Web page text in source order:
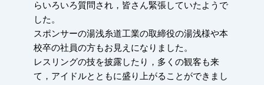
らいろいろ質問され，皆さん緊張していたようで
した。
スポンサーの湯浅糸道工業の取締役の湯浅様や本
校卒の社員の方もお見えになりました。
レスリングの技を披露したり，多くの観客も来
て，アイドルとともに盛り上がることができまし